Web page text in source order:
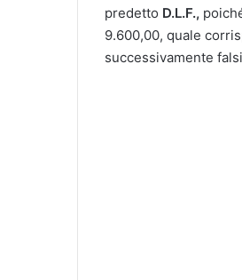
predetto D.L.F.,
9.600,00, quale
successivamente